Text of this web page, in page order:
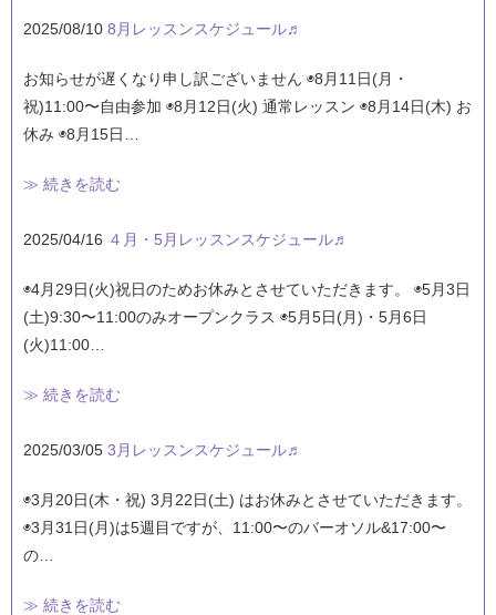
2025/08/10 8月レッスンスケジュール♬
お知らせが遅くなり申し訳ございません ◉8月11日(月・
祝)11:00〜自由参加 ◉8月12日(火) 通常レッスン ◉8月14日(木) お
休み ◉8月15日…
≫ 続きを読む
2025/04/16 ４月・5月レッスンスケジュール♬
◉4月29日(火)祝日のためお休みとさせていただきます。 ◉5月3日
(土)9:30〜11:00のみオープンクラス ◉5月5日(月)・5月6日
(火)11:00…
≫ 続きを読む
2025/03/05 3月レッスンスケジュール♬
◉3月20日(木・祝) 3月22日(土) はお休みとさせていただきます。
◉3月31日(月)は5週目ですが、11:00〜のバーオソル&17:00〜
の…
≫ 続きを読む